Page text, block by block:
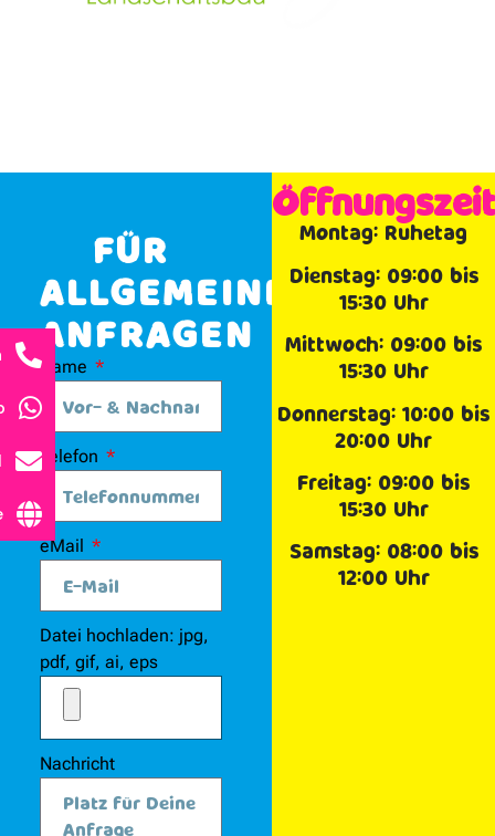
FÜR
ALLGEMEINE
ANFRAGEN
Name
Telefon
eMail
Datei hochladen: jpg,
pdf, gif, ai, eps
Nachricht
Montag: Ruhetag
Dienstag: 09:00 bis
15:30 Uhr
Mittwoch: 09:00 bis
15:30 Uhr
Donnerstag: 10:00 bis
20:00 Uhr
Freitag: 09:00 bis
15:30 Uhr
Samstag: 08:00 bis
12:00 Uhr